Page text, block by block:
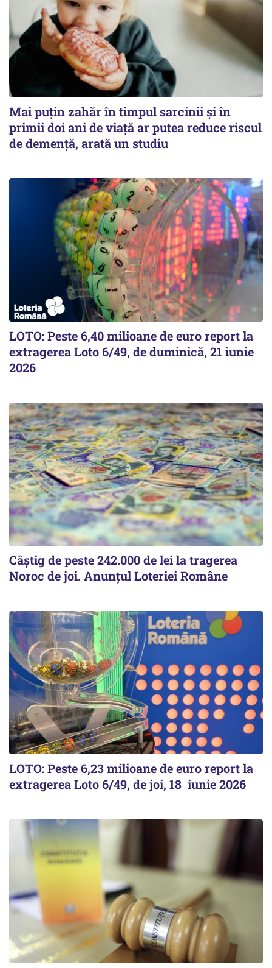
Mai puțin zahăr în timpul sarcinii și în
primii doi ani de viață ar putea reduce riscul
de demență, arată un studiu
LOTO: Peste 6,40 milioane de euro report la
extragerea Loto 6/49, de duminică, 21 iunie
2026
Câștig de peste 242.000 de lei la tragerea
Noroc de joi. Anunțul Loteriei Române
LOTO: Peste 6,23 milioane de euro report la
extragerea Loto 6/49, de joi, 18 iunie 2026